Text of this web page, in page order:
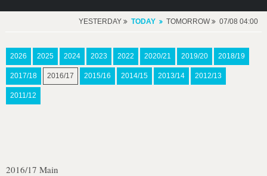
YESTERDAY TODAY TOMORROW 07/08 04:00
2026 2025 2024 2023 2022 2020/21 2019/20 2018/19
2017/18 2016/17 2015/16 2014/15 2013/14 2012/13
2011/12
2016/17 Main